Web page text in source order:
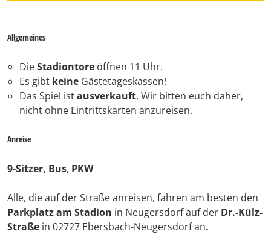
Allgemeines
DieStadiontore öffnen 11 Uhr.
Es gibt keine Gästetageskassen!
Das Spiel istausverkauft. Wir bitten euch daher,
nicht ohne Eintrittskarten anzureisen.
Anreise
9-Sitzer, Bus, PKW
Alle, die auf der Straße anreisen, fahren am besten den
Parkplatz am Stadion in Neugersdorf auf der Dr.-Külz-
Straße in 02727 Ebersbach-Neugersdorf an.